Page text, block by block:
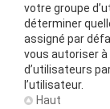
votre groupe
déterminer
assigné par
vous autoriser
d’utilisateurs
l’utilisateur.
Haut